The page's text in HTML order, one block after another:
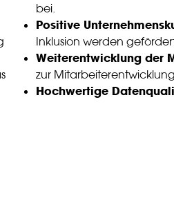
bei.
Positive
Inklusion werden
Weiterentwicklung der
zur Mitarbeiterentwicklung.
Hochwertige